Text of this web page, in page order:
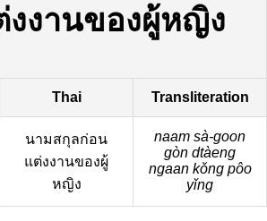
งานของผู้หญิง
Thai Transliteration
นามสกุลก่อน
แต่งงานของผู้
หญิง
naam sà-goon
gòn dtàeng
ngaan kǒng pôo
yǐng